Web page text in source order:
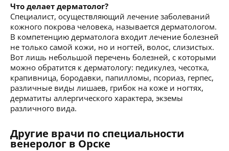
Что делает дерматолог?
Специалист, осуществляющий лечение заболеваний
кожного покрова человека, называется дерматологом.
В компетенцию дерматолога входит лечение болезней
не только самой кожи, но и ногтей, волос, слизистых.
Вот лишь небольшой перечень болезней, с которыми
можно обратится к дерматологу: педикулез, чесотка,
крапивница, бородавки, папилломы, псориаз, герпес,
различные виды лишаев, грибок на коже и ногтях,
дерматиты аллергического характера, экземы
различного вида.
Другие врачи по специальности
венеролог в Орске